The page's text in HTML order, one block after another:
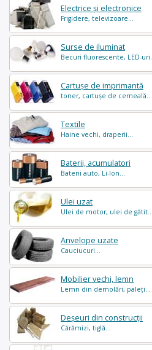
Electrice și electronice
Frigidere, televizoare...
Surse de iluminat
Becuri fluorescente, LED-uri...
Cartușe de imprimantă
toner, cartușe de cerneală...
Textile
Haine vechi, draperii...
Baterii, acumulatori
Baterii auto, Li-Ion...
Ulei uzat
Ulei de motor, ulei de gătit...
Anvelope uzate
Cauciucuri...
Mobilier vechi, lemn
Lemn din demolări, paleți...
Deșeuri din construcții
Cărămizi, tiglă...